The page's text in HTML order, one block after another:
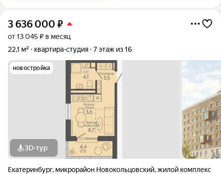
3 636 000 ₽
от 13 045 ₽ в месяц
22,1 м²
квартира-студия 7 этаж из 16
новостройка
3D-тур
Екатеринбург, микрорайон Новокольцовский,жилой комплекс